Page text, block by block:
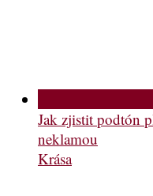
Jak zjistit podtón
neklamou
Krása